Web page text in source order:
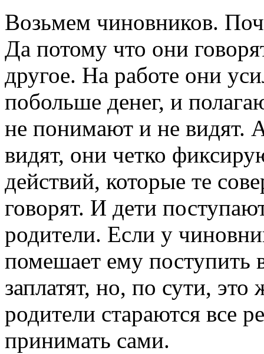
Возьмем чиновников.
Да потому что они
другое. На работе они
побольше денег, и
не понимают и не видят.
видят, они четко
действий, которые те
говорят. И дети
родители. Если у
помешает ему поступить
заплатят, но, по сути,
родители стараются все
принимать сами.